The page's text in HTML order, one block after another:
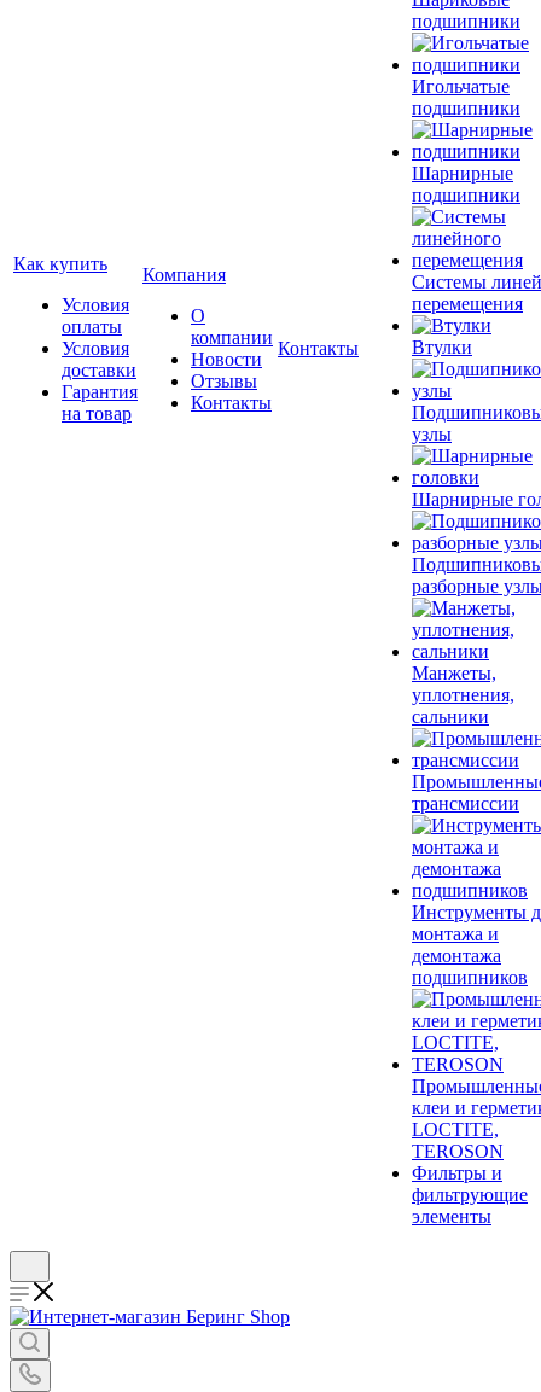
Как купить
Условия
оплаты
Условия
доставки
Гарантия
на товар
Компания
О
компании
Новости
Отзывы
Контакты
Контакты
подшипники
Игольчатые
подшипники
Шарнирные
подшипники
Системы
перемещения
Втулки
узлы
Шарнирные
разборные
Манжеты,
уплотнения,
сальники
трансмиссии
Инструменты
монтажа и
демонтажа
подшипников
клеи и
LOCTITE,
TEROSON
Фильтры и
фильтрующие
элементы